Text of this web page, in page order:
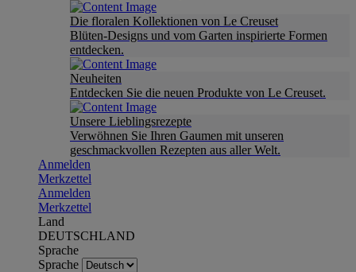
Die floralen Kollektionen von Le Creuset
Blüten-Designs und vom Garten inspirierte Formen
entdecken.
Neuheiten
Entdecken Sie die neuen Produkte von Le Creuset.
Unsere Lieblingsrezepte
Verwöhnen Sie Ihren Gaumen mit unseren
geschmackvollen Rezepten aus aller Welt.
Anmelden
Merkzettel
Anmelden
Merkzettel
Land
DEUTSCHLAND
Sprache
Sprache